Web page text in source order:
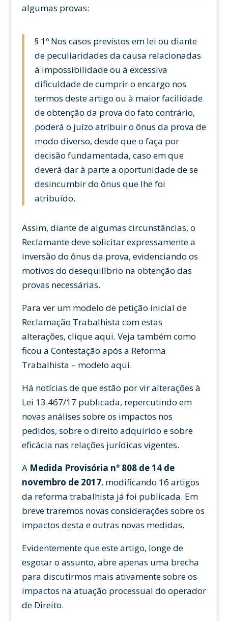
algumas provas:
§ 1º Nos casos previstos em lei ou diante
de peculiaridades da causa relacionadas
à impossibilidade ou à excessiva
dificuldade de cumprir o encargo nos
termos deste artigo ou à maior facilidade
de obtenção da prova do fato contrário,
poderá o juízo atribuir o ônus da prova de
modo diverso, desde que o faça por
decisão fundamentada, caso em que
deverá dar à parte a oportunidade de se
desincumbir do ônus que lhe foi
atribuído.
Assim, diante de algumas circunstâncias, o
Reclamante deve solicitar expressamente a
inversão do ônus da prova, evidenciando os
motivos do desequilíbrio na obtenção das
provas necessárias.
Para ver um modelo de petição inicial de
Reclamação Trabalhista com estas
alterações, clique aqui. Veja também como
ficou a Contestação após a Reforma
Trabalhista – modelo aqui.
Há notícias de que estão por vir alterações à
Lei 13.467/17 publicada, repercutindo em
novas análises sobre os impactos nos
pedidos, sobre o direito adquirido e sobre
eficácia nas relações jurídicas vigentes.
A Medida Provisória nº 808 de 14 de
novembro de 2017, modificando 16 artigos
da reforma trabalhista já foi publicada. Em
breve traremos novas considerações sobre os
impactos desta e outras novas medidas.
Evidentemente que este artigo, longe de
esgotar o assunto, abre apenas uma brecha
para discutirmos mais ativamente sobre os
impactos na atuação processual do operador
de Direito.